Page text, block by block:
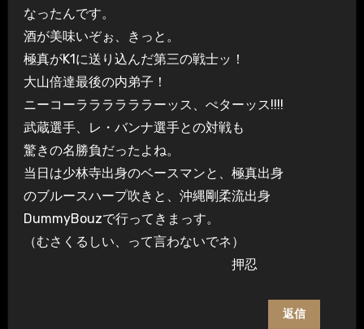
なったんです。
酒が美味いぞぉ、きっと。
極真がK1に送り込んだ第三の戦士ッ！
大山倍達最後の内弟子！
ニーコーララララララーッス、ぺターッス!!!!
武蔵選手、レ・バンナ選手との対戦も
驚きの名勝負だったよね。
当日は少林寺出身のベースマンと、極真出身
のブルースハープ吹きと、沖縄剛柔流出身
DummyBouzで行ってきまっす。
（むさくるしい、って言わないでネ）
押忍
返信